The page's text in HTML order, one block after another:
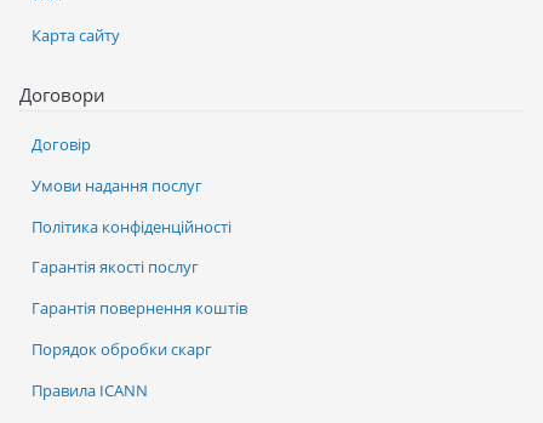
Карта сайту
Договори
Договір
Умови надання послуг
Політика конфіденційності
Гарантія якості послуг
Гарантія повернення коштів
Порядок обробки скарг
Правила ICANN